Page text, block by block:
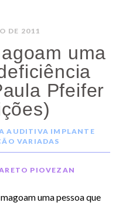
DE 2011
uma
Pfeifer
AUDITIVA IMPLANTE
VARIADAS
PIOVEZAN
uma pessoa que